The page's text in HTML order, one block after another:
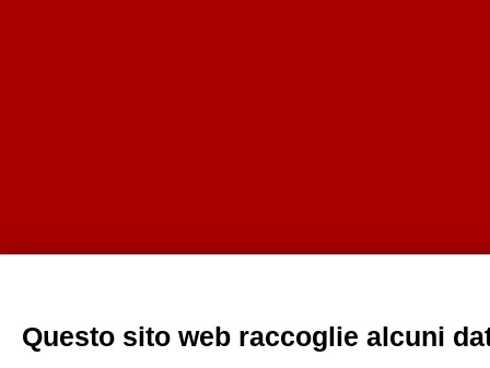
Questo sito web raccoglie alcuni